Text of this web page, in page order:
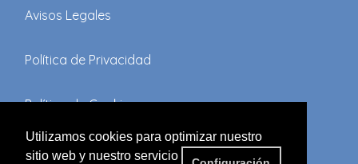
Utilizamos cookies para optimizar nuestro
sitio web y nuestro servicio
Avisos Legales
Política de Privacidad
Política de Cookies
Términos y Condiciones